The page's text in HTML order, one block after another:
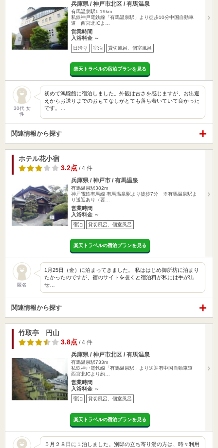
兵庫県 / 神戸市北区 / 有馬温泉
有馬温泉駅1.19km
私鉄神戸電鉄線「有馬温泉駅」より徒歩10分中国自動車
道 西宮北ICよ…
営業時間
入浴料金 ～
日帰り 宿泊 貸切風呂、個室風呂
楽天トラベルの宿泊プランを見る
30代 女
性
初めて鴻朧館に宿泊しました。外観は古さを感じますが、お出迎
えからお送りまでのおもてなしがとても落ち着いていて良かった
です。…
関連情報から探す
ホテル花小宿
3.2点 / 4 件
兵庫県 / 神戸市 / 有馬温泉
有馬温泉駅382m
神戸電鉄有馬線 有馬温泉駅より徒歩7分 ※有馬温泉駅よ
り送迎あり（要…
営業時間
入浴料金 ～
宿泊 貸切風呂、個室風呂
楽天トラベルの宿泊プランを見る
匿名
1月25日（金）に泊まってきました。 私ははじめ御所坊に泊まり
たかったのですが、宿のサイトを覗くと宿泊料が私には手が出
せ…
関連情報から探す
竹取亭 円山
3.8点 / 4 件
兵庫県 / 神戸市北区 / 有馬温泉
有馬温泉駅733m
私鉄神戸電鉄線「有馬温泉駅」より送迎有中国自動車道
西宮北ICより約…
営業時間
入浴料金 ～
宿泊 貸切風呂、個室風呂
楽天トラベルの宿泊プランを見る
５月２８日に１泊しました。別邸の立ち寄り湯の方は、時々利用